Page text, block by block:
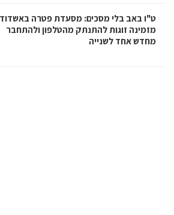
ט"ו באב בלי מסכים: מסעדת פטרה באשדוד
מזמינה זוגות להתנתק מהטלפון ולהתחבר
מחדש אחד לשנייה